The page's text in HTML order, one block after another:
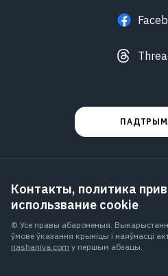
© Усе правы абароненыя.
ўмове ўказання крыніцы і наяўнасці
nashaniva.com у першым абзацы.
Контакты, политика
использвание cookie